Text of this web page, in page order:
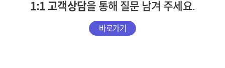
1:1 고객상담을 통해 질문 남겨 주세요.
바로가기